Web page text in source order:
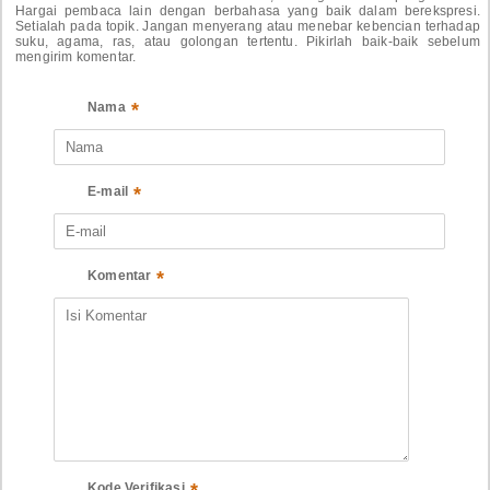
Hargai pembaca lain dengan berbahasa yang baik dalam berekspresi.
Setialah pada topik. Jangan menyerang atau menebar kebencian terhadap
suku, agama, ras, atau golongan tertentu. Pikirlah baik-baik sebelum
mengirim komentar.
Nama *
E-mail *
Komentar *